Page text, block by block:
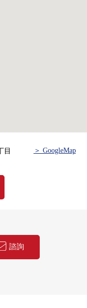
目 ＞ GoogleMap
諮詢